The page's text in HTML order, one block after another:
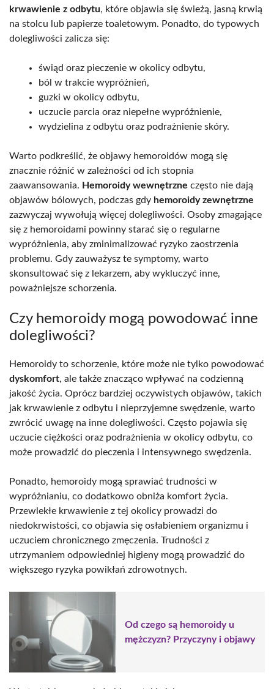
krwawienie z odbytu, które objawia się świeżą, jasną krwią
na stolcu lub papierze toaletowym. Ponadto, do typowych
dolegliwości zalicza się:
świąd oraz pieczenie w okolicy odbytu,
ból w trakcie wypróżnień,
guzki w okolicy odbytu,
uczucie parcia oraz niepełne wypróżnienie,
wydzielina z odbytu oraz podrażnienie skóry.
Warto podkreślić, że objawy hemoroidów mogą się
znacznie różnić w zależności od ich stopnia
zaawansowania. Hemoroidy wewnętrzne często nie dają
objawów bólowych, podczas gdy hemoroidy zewnętrzne
zazwyczaj wywołują więcej dolegliwości. Osoby zmagające
się z hemoroidami powinny starać się o regularne
wypróżnienia, aby zminimalizować ryzyko zaostrzenia
problemu. Gdy zauważysz te symptomy, warto
skonsultować się z lekarzem, aby wykluczyć inne,
poważniejsze schorzenia.
Czy hemoroidy mogą powodować inne
dolegliwości?
Hemoroidy to schorzenie, które może nie tylko powodować
dyskomfort, ale także znacząco wpływać na codzienną
jakość życia. Oprócz bardziej oczywistych objawów, takich
jak krwawienie z odbytu i nieprzyjemne swędzenie, warto
zwrócić uwagę na inne dolegliwości. Często pojawia się
uczucie ciężkości oraz podrażnienia w okolicy odbytu, co
może prowadzić do pieczenia i intensywnego swędzenia.
Ponadto, hemoroidy mogą sprawiać trudności w
wypróżnianiu, co dodatkowo obniża komfort życia.
Przewlekłe krwawienie z tej okolicy prowadzi do
niedokrwistości, co objawia się osłabieniem organizmu i
uczuciem chronicznego zmęczenia. Trudności z
utrzymaniem odpowiedniej higieny mogą prowadzić do
większego ryzyka powikłań zdrowotnych.
Od czego są hemoroidy u
mężczyzn? Przyczyny i objawy